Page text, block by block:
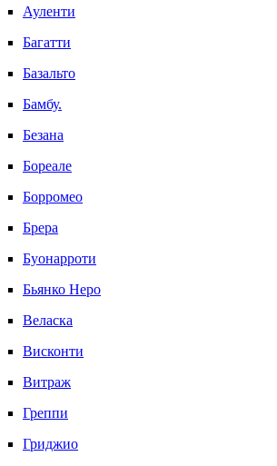
Ауленти
Багатти
Базальто
Бамбу.
Безана
Бореале
Борромео
Брера
Буонарроти
Бьянко Неро
Веласка
Висконти
Витраж
Греппи
Гриджио